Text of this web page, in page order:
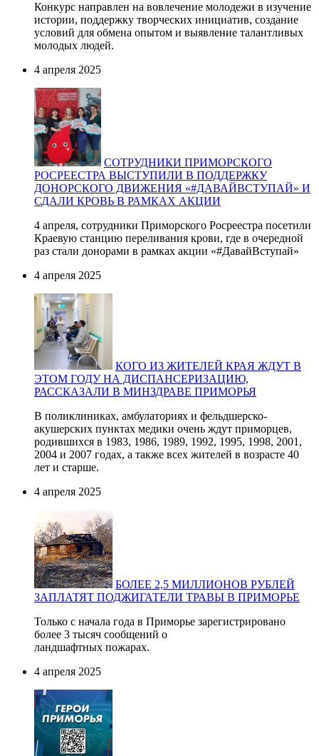
Конкурс направлен на вовлечение молодежи в изучение
истории, поддержку творческих инициатив, создание
условий для обмена опытом и выявление талантливых
молодых людей.
4 апреля 2025
СОТРУДНИКИ ПРИМОРСКОГО
РОСРЕЕСТРА ВЫСТУПИЛИ В ПОДДЕРЖКУ
ДОНОРСКОГО ДВИЖЕНИЯ «#ДАВАЙВСТУПАЙ» И
СДАЛИ КРОВЬ В РАМКАХ АКЦИИ
4 апреля, сотрудники Приморского Росреестра посетили
Краевую станцию переливания крови, где в очередной
раз стали донорами в рамках акции «#ДавайВступай»
4 апреля 2025
КОГО ИЗ ЖИТЕЛЕЙ КРАЯ ЖДУТ В
ЭТОМ ГОДУ НА ДИСПАНСЕРИЗАЦИЮ,
РАССКАЗАЛИ В МИНЗДРАВЕ ПРИМОРЬЯ
В поликлиниках, амбулаториях и фельдшерско-
акушерских пунктах медики очень ждут приморцев,
родившихся в 1983, 1986, 1989, 1992, 1995, 1998, 2001,
2004 и 2007 годах, а также всех жителей в возрасте 40
лет и старше.
4 апреля 2025
БОЛЕЕ 2,5 МИЛЛИОНОВ РУБЛЕЙ
ЗАПЛАТЯТ ПОДЖИГАТЕЛИ ТРАВЫ В ПРИМОРЬЕ
Только с начала года в Приморье зарегистрировано
более 3 тысяч сообщений о
ландшафтных пожарах.
4 апреля 2025